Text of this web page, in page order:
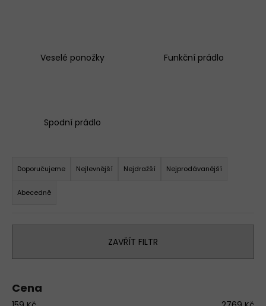
Veselé ponožky Funkční prádlo
Spodní prádlo
a
r
d
Doporučujeme Nejlevnější Nejdražší Nejprodávanější
Abecedně
ZAVŘÍT FILTR
Cena